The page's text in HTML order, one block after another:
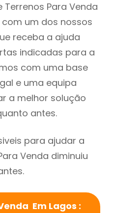
Para Venda
um dos nossos
receba a ajuda
indicadas para a
com uma base
e uma equipa
a melhor solução
antes.
para ajudar a
Venda diminuiu
Em Lagos :